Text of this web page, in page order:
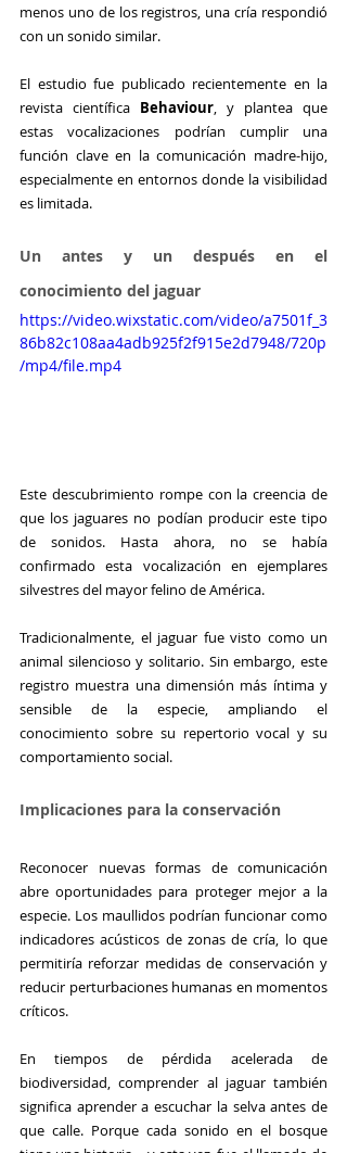
menos uno de los registros, una cría respondió
con un sonido similar.
El estudio fue publicado recientemente en la
revista científica Behaviour, y plantea que
estas vocalizaciones podrían cumplir una
función clave en la comunicación madre-hijo,
especialmente en entornos donde la visibilidad
es limitada.
Un antes y un después en el
conocimiento del jaguar
https://video.wixstatic.com/video/a7501f_3
86b82c108aa4adb925f2f915e2d7948/720p
/mp4/file.mp4
Este descubrimiento rompe con la creencia de
que los jaguares no podían producir este tipo
de sonidos. Hasta ahora, no se había
confirmado esta vocalización en ejemplares
silvestres del mayor felino de América.
Tradicionalmente, el jaguar fue visto como un
animal silencioso y solitario. Sin embargo, este
registro muestra una dimensión más íntima y
sensible de la especie, ampliando el
conocimiento sobre su repertorio vocal y su
comportamiento social.
Implicaciones para la conservación
Reconocer nuevas formas de comunicación
abre oportunidades para proteger mejor a la
especie. Los maullidos podrían funcionar como
indicadores acústicos de zonas de cría, lo que
permitiría reforzar medidas de conservación y
reducir perturbaciones humanas en momentos
críticos.
En tiempos de pérdida acelerada de
biodiversidad, comprender al jaguar también
significa aprender a escuchar la selva antes de
que calle. Porque cada sonido en el bosque